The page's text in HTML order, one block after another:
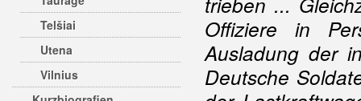
Telšiai
Utena
Vilnius
Offiziere in
Ausladung der
Deutsche